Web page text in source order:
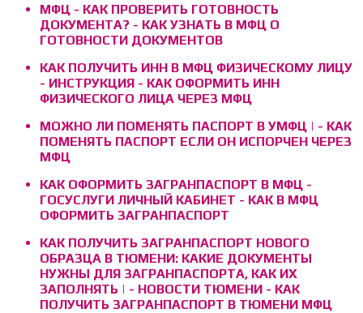
МФЦ - КАК ПРОВЕРИТЬ ГОТОВНОСТЬ
ДОКУМЕНТА? - КАК УЗНАТЬ В МФЦ О
ГОТОВНОСТИ ДОКУМЕНТОВ
КАК ПОЛУЧИТЬ ИНН В МФЦ ФИЗИЧЕСКОМУ ЛИЦУ
- ИНСТРУКЦИЯ - КАК ОФОРМИТЬ ИНН
ФИЗИЧЕСКОГО ЛИЦА ЧЕРЕЗ МФЦ
МОЖНО ЛИ ПОМЕНЯТЬ ПАСПОРТ В УМФЦ | - КАК
ПОМЕНЯТЬ ПАСПОРТ ЕСЛИ ОН ИСПОРЧЕН ЧЕРЕЗ
МФЦ
КАК ОФОРМИТЬ ЗАГРАНПАСПОРТ В МФЦ -
ГОСУСЛУГИ ЛИЧНЫЙ КАБИНЕТ - КАК В МФЦ
ОФОРМИТЬ ЗАГРАНПАСПОРТ
КАК ПОЛУЧИТЬ ЗАГРАНПАСПОРТ НОВОГО
ОБРАЗЦА В ТЮМЕНИ: КАКИЕ ДОКУМЕНТЫ
НУЖНЫ ДЛЯ ЗАГРАНПАСПОРТА, КАК ИХ
ЗАПОЛНЯТЬ | - НОВОСТИ ТЮМЕНИ - КАК
ПОЛУЧИТЬ ЗАГРАНПАСПОРТ В ТЮМЕНИ МФЦ